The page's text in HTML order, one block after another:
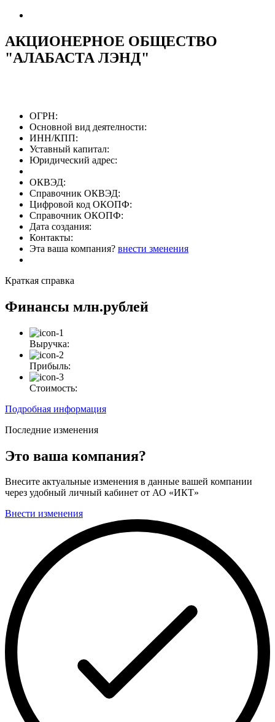
АКЦИОНЕРНОЕ ОБЩЕСТВО
"АЛАБАСТА ЛЭНД"
ОГРН:
Основной вид деятелности:
ИНН/КПП:
Уставный капитал:
Юридический адрес:
ОКВЭД:
Справочник ОКВЭД:
Цифровой код ОКОПФ:
Справочник ОКОПФ:
Дата создания:
Контакты:
Эта ваша компания? внести зменения
Краткая справка
Финансы млн.рублей
Выручка:
Прибыль:
Стоимость:
Подробная информация
Последние изменения
Это ваша компания?
Внесите актуальные изменения в данные вашей компании
через удобный личный кабинет от АО «ИКТ»
Внести изменения